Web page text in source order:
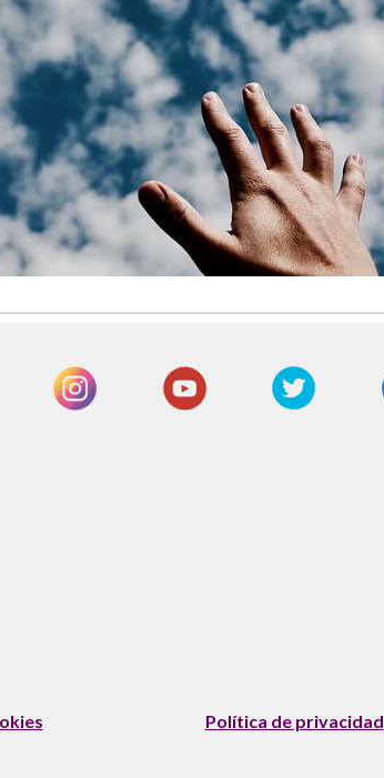
Política de privacidad